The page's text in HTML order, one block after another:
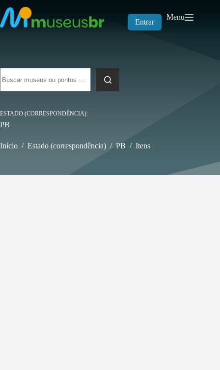
para
o
conteúdo
Entrar
Menu
resultados
ESTADO (CORRESPONDÊNCIA)
PB
Início / Estado (correspondência) / PB / Itens